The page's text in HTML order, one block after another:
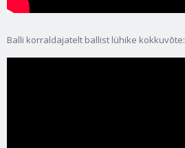
Balli korraldajatelt ballist lühike kokkuvõte: